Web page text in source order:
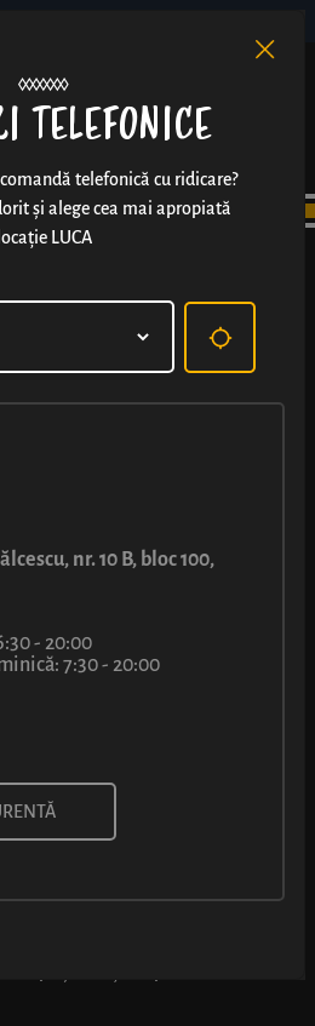
LUCA CU
TELEFONICE
telefonică cu ridicare?
și alege cea mai apropiată
locație LUCA
nr. 10 B, bloc 100,
- 20:00
7:30 - 20:00